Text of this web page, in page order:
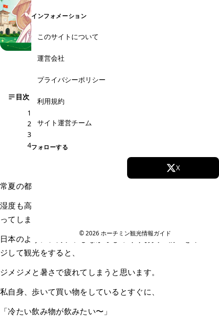
インフォメーション
このサイトについて
運営会社
プライバシーポリシー
利用規約
サイト運営チーム
フォローする
X
© 2026 ホーチミン観光情報ガイド
目次
Maison Marou Thao Dien
お店の情報
常夏の都市、ベトナム・ホーチミン。
湿度も高く気温も高いので、歩いて観光をすると汗だくにな
ってしまいます。
日本のように、街ブラしながらじっくりお買い物！をイメー
ジして観光をすると、
ジメジメと暑さで疲れてしまうと思います。
私自身、歩いて買い物をしているとすぐに、
「冷たい飲み物が飲みたい〜」